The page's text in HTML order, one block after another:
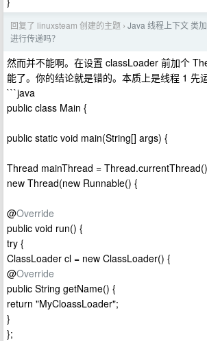
回复了 linuxsteam 创建的主题 › Java 线程上下文 类
进行传递吗？
然而并不能啊。在设置 classLoader 前加个
能了。你的结论就是错的。本质上是线程 1 先
```java
public class Main {
public static void main(String[] args) {
Thread mainThread =
new Thread(new Runnable() {
@Override
public void run() {
try {
ClassLoader cl = new ClassLoader() {
@Override
public String getName() {
return "MyCloassLoader";
}
};